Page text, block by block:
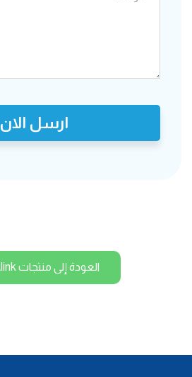
ارسل الان
العودة إلى منتجات Yealink